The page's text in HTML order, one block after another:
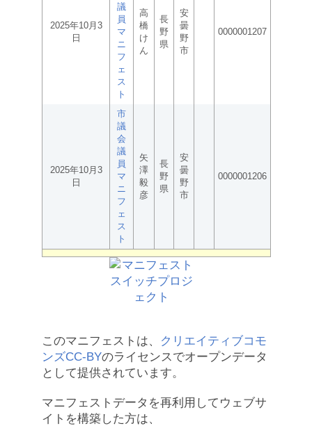
2025年10月3
日
議
員
マ
ニ
フ
ェ
ス
ト
高
橋
け
ん
長
野
県
安
曇
野
市
0000001207
2025年10月3
日
市
議
会
議
員
マ
ニ
フ
ェ
ス
ト
矢
澤
毅
彦
長
野
県
安
曇
野
市
0000001206
このマニフェストは、
クリエイティブコモ
ンズCC-BYのライセンスでオープンデータ
として提供されています。
マニフェストデータを再利用してウェブサ
イトを構築した方は、